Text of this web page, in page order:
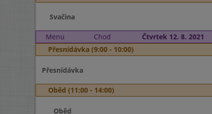
Svačina
Menu Chod
Čtvrtek 12. 8. 2021
Přesnídávka (9:00 - 10:00)
Přesnídávka
Oběd (11:00 - 14:00)
Oběd